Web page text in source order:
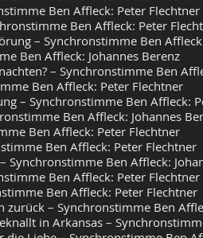
Ben Affleck: Peter Flechtner
Ben Affleck: Peter
– Synchronstimme Ben
Ben Affleck: Johannes Berenz
– Synchronstimme Ben
Ben Affleck: Peter Flechtner
– Synchronstimme Ben Affleck:
Ben Affleck: Johannes
Ben Affleck: Peter Flechtner
Ben Affleck: Peter Flechtner
Synchronstimme Ben Affleck:
Ben Affleck: Peter Flechtner
Ben Affleck: Peter Flechtner
zurück – Synchronstimme Ben
in Arkansas –